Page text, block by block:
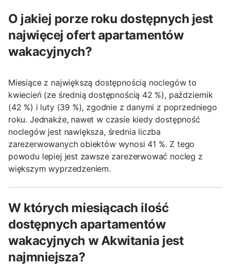
O jakiej porze roku dostępnych jest
najwięcej ofert apartamentów
wakacyjnych?
Miesiące z największą dostępnością noclegów to
kwiecień (ze średnią dostępnością 42 %), październik
(42 %) i luty (39 %), zgodnie z danymi z poprzedniego
roku. Jednakże, nawet w czasie kiedy dostępność
noclegów jest nawiększa, średnia liczba
zarezerwowanych obiektów wynosi 41 %. Z tego
powodu lepiej jest zawsze zarezerwować nocleg z
większym wyprzedzeniem.
W których miesiącach ilość
dostępnych apartamentów
wakacyjnych w Akwitania jest
najmniejsza?